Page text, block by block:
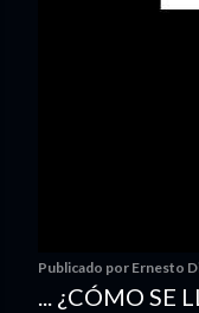
Publicado por Ernesto
... ¿CÓMO SE